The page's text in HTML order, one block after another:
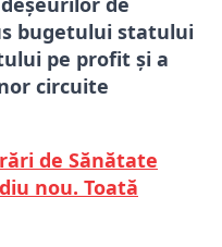
bugetului statului
pe profit și a
circuite
de Sănătate
nou. Toată